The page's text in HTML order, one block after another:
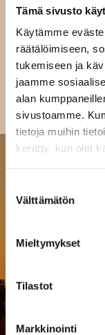
Tämä sivusto
Käytämme
räätälöimiseen,
tukemiseen ja
jaamme
alan
sivustoamme.
tietoja muihin
kerätty, kun olet
valinta
Välttämätön
Mieltymykset
Tilastot
Markkinointi
RANUALLA
Ranuan kunta
asuinympäristön,
elämää.